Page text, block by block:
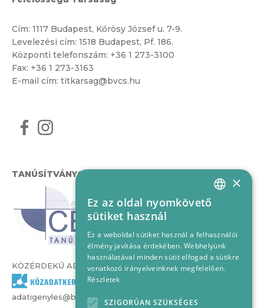
Cím: 1117 Budapest, Kőrösy József u. 7-9.
Levelezési cím: 1518 Budapest, Pf. 186.
Központi telefonszám: +36 1 273-3100
Fax: +36 1 273-3163
E-mail cím: titkarsag@bvcs.hu
TANÚSÍTVÁNYOK
KÖZÉRDEKŰ ADATOK
adatigenyles@bvcs.hu
HUNGARIAN
×
Ez az oldal nyomkövető
sütiket használ
Ez a weboldal sütiket használ a felhasználói
élmény javítása érdekében. Webhelyünk
használatával minden sütit elfogad a sütikre
vonatkozó irányelveinknek megfelelően.
Részletek
SZIGORÚAN SZÜKSÉGES